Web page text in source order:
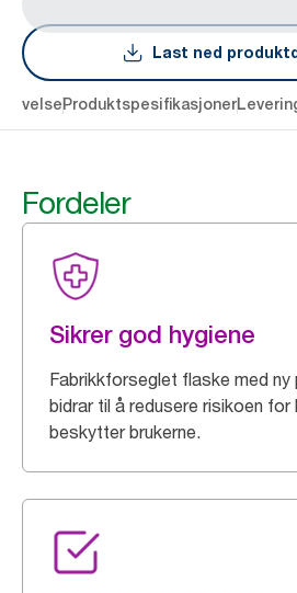
Last ned
Produktspesifikasjoner
Fordeler
Sikrer god hygiene
Fabrikkforseglet flaske med ny
bidrar til å redusere risikoen for
beskytter brukerne.